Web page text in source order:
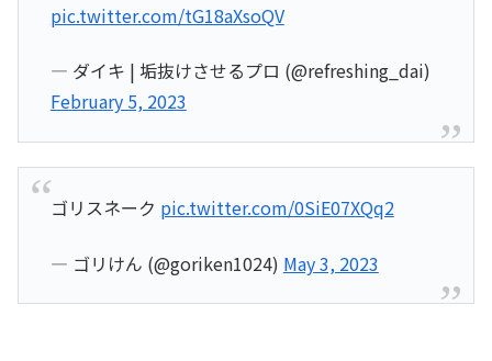
pic.twitter.com/tG18aXsoQV
— ダイキ | 垢抜けさせるプロ (@refreshing_dai)
February 5, 2023
ゴリスネーク pic.twitter.com/0SiE07XQq2
— ゴリけん (@goriken1024) May 3, 2023